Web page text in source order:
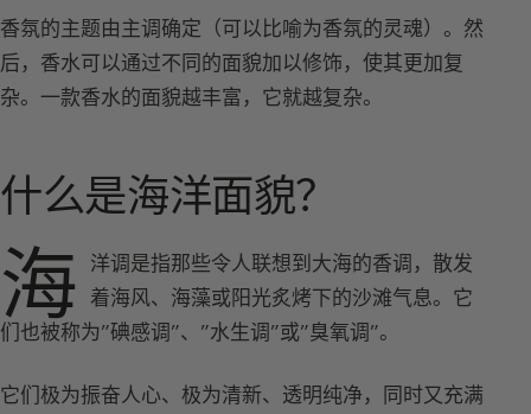
香氛的主题由主调确定（可以比喻为香氛的灵魂）。然
后，香水可以通过不同的面貌加以修饰，使其更加复
杂。一款香水的面貌越丰富，它就越复杂。
什么是海洋面貌？
海 洋调是指那些令人联想到大海的香调，散发
着海风、海藻或阳光炙烤下的沙滩气息。它
们也被称为”碘感调”、”水生调”或”臭氧调”。
它们极为振奋人心、极为清新、透明纯净，同时又充满